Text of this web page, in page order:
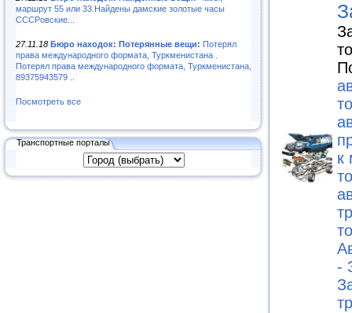
маршрут 55 или 33.Найдены дамские золотые часы
СССРовские...
27.11.18 Бюро находок: Потерянные вещи: Потерял
права международного формата, Туркменистана .
Потерял права международного формата, Туркменистана,
89375943579 ..
Посмотреть все
Транспортные порталы
к
-